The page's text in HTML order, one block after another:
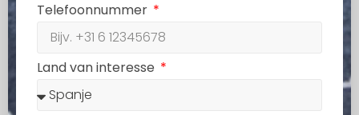
Telefoonnummer
Land van interesse